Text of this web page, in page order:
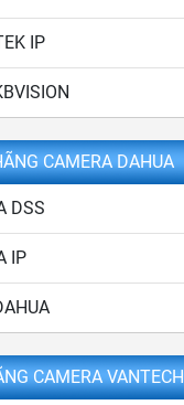
IP
CAMERA DAHUA
DSS
IP
CAMERA VANTECH